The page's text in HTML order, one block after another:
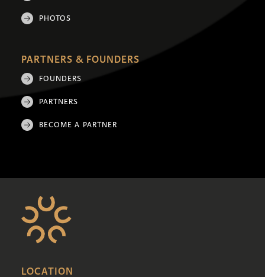
PHOTOS
PARTNERS & FOUNDERS
FOUNDERS
PARTNERS
BECOME A PARTNER
LOCATION